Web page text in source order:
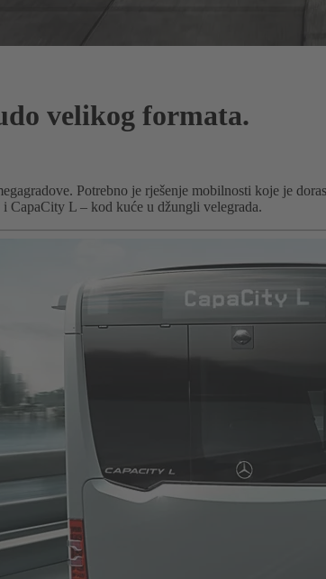
velikog formata.
Potrebno je rješenje mobilnosti koje je
CapaCity L – kod kuće u džungli velegrada.